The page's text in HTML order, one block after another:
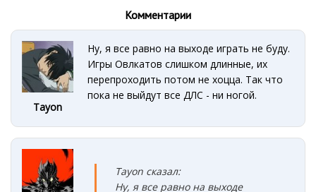
Комментарии
Tayon
Ну, я все равно на выходе играть не буду.
Игры Овлкатов слишком длинные, их
перепроходить потом не хоцца. Так что
пока не выйдут все ДЛС - ни ногой.
Tayon сказал:
Ну, я все равно на выходе